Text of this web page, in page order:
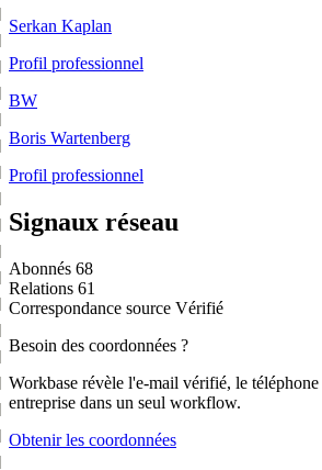
Serkan Kaplan
Profil professionnel
BW
Boris Wartenberg
Profil professionnel
Signaux réseau
Abonnés 68
Relations 61
Correspondance source Vérifié
Besoin des coordonnées ?
Workbase révèle l'e-mail vérifié, le
entreprise dans un seul workflow.
Obtenir les coordonnées